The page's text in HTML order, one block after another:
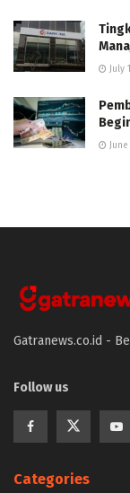
July
Gatranews.co.id -
Follow us
Categories